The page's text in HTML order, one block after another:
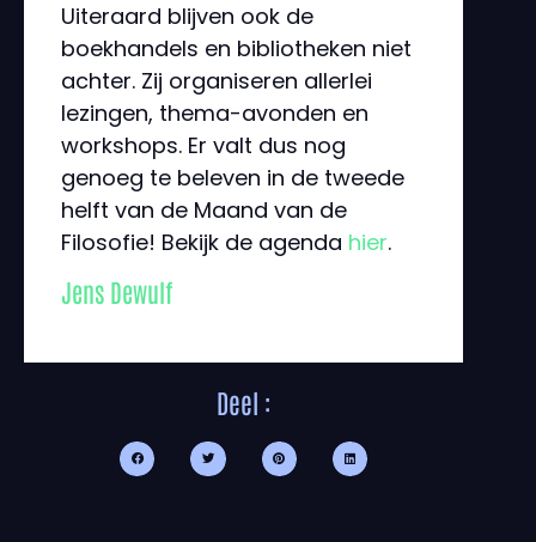
Uiteraard blijven ook de
boekhandels en bibliotheken niet
achter. Zij organiseren allerlei
lezingen, thema-avonden en
workshops. Er valt dus nog
genoeg te beleven in de tweede
helft van de Maand van de
Filosofie! Bekijk de agenda hier.
Jens Dewulf
Deel :